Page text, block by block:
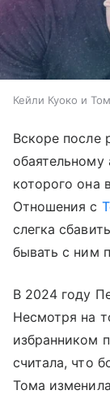
Кейли Куоко и
Вскоре после
обаятельному
которого она
Отношения с
слегка
бывать с ним
В 2024 году
Несмотря на
избранником
считала, что
Тома